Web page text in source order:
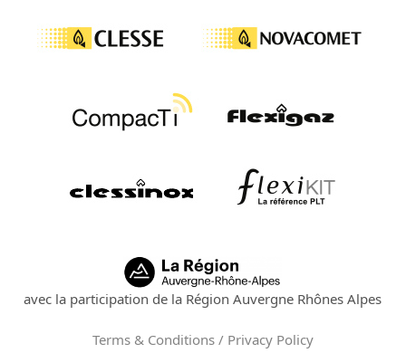
avec la participation de la Région Auvergne Rhônes Alpes
Terms & Conditions / Privacy Policy